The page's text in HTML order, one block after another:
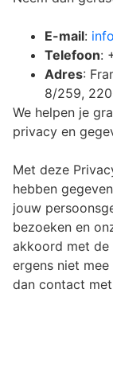
E-mail:
Telefoon:
Adres:
8/259,
We helpen je
privacy en
Met deze
hebben
jouw
bezoeken en
akkoord met de
ergens niet
dan contact